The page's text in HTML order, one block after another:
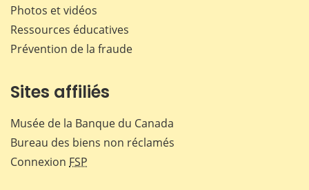
Photos et vidéos
Ressources éducatives
Prévention de la fraude
Sites affiliés
Musée de la Banque du Canada
Bureau des biens non réclamés
Connexion FSP